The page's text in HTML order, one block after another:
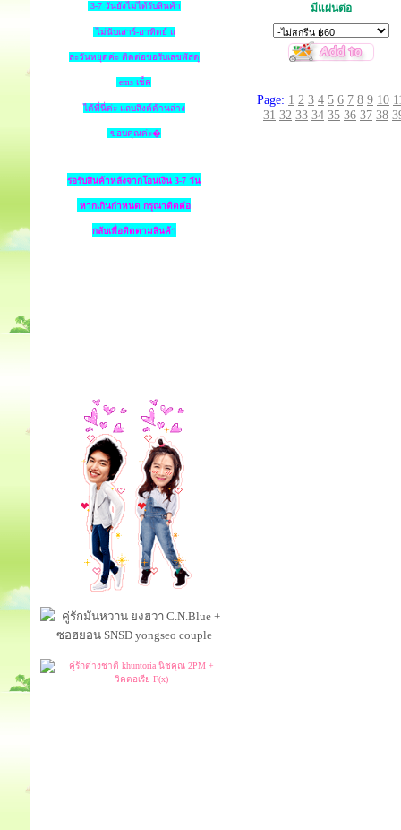
3-7 วันยังไม่ได้รับสินค้า
ไม่นับเสาร์-อาทิตย์ แ
ละวันหยุดค่ะ ติดต่อขอรับเลขพัสดุ
ems เช็ค
ได้ที่นี่ค่ะ แถบลิงค์ด้านล่าง
ขอบคุณค่ะ�
รอรับสินค้าหลังจากโอนเงิน 3-7 วัน
หากเกินกำหนด กรุณาติดต่อ
กลับเพื่อติดตามสินค้า
มีแผ่นต่อ
Page: 1 2 3 4 5 6 7 8 9 10
31 32 33 34 35 36 37 38